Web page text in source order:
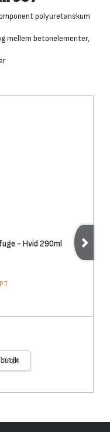
polyuretanskum
mellem betonelementer,
- Hvid 290ml
PT